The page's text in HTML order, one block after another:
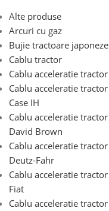
Alte produse
Arcuri cu gaz
Bujie tractoare japoneze
Cablu tractor
Cablu acceleratie tractor
Cablu acceleratie tractor
Case IH
Cablu acceleratie tractor
David Brown
Cablu acceleratie tractor
Deutz-Fahr
Cablu acceleratie tractor
Fiat
Cablu acceleratie tractor